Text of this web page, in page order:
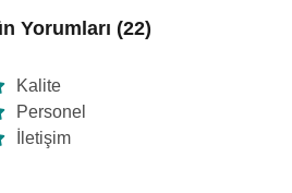
Yorumları (22)
Kalite
Personel
İletişim